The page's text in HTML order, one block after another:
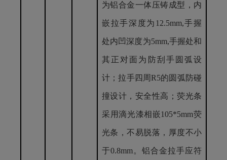
为铝合金一体压铸成型，内
嵌拉手深度为12.5mm,手握
处内凹深度为5mm,手握处和
其正对面为防刮手圆弧设
计；拉手四周R5的圆弧防碰
撞设计，安全性高；荧光条
采用滴光漆相嵌105*5mm荧
光条，不易脱落，厚度不小
于0.8mm。 铝合金拉手应符